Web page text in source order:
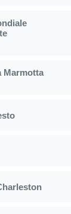
Marmotta